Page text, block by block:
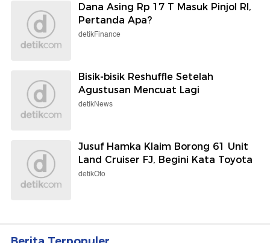
Dana Asing Rp 17 T Masuk Pinjol RI,
Pertanda Apa?
detikFinance
Bisik-bisik Reshuffle Setelah
Agustusan Mencuat Lagi
detikNews
Jusuf Hamka Klaim Borong 61 Unit
Land Cruiser FJ, Begini Kata Toyota
detikOto